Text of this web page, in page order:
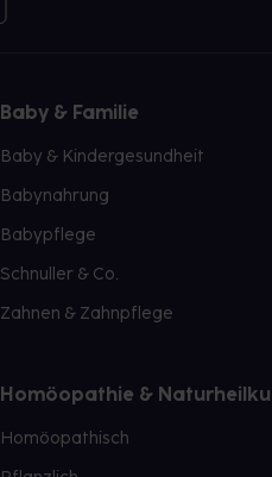
Baby & Familie
Baby & Kindergesundheit
Babynahrung
Babypflege
Schnuller & Co.
Zahnen & Zahnpflege
Homöopathie &
Homöopathisch